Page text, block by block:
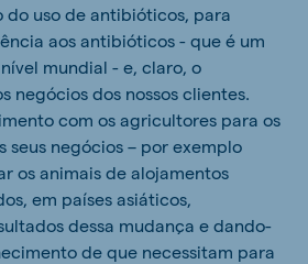
do uso de antibióticos, para
aos antibióticos - que é um
mundial - e, claro, o
negócios dos nossos clientes.
com os agricultores para os
seus negócios – por exemplo
os animais de alojamentos
em países asiáticos,
dessa mudança e dando-
de que necessitam para